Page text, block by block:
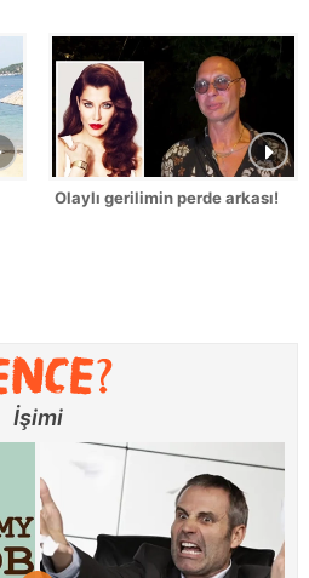
Olaylı gerilimin perde arkası!
İşimi